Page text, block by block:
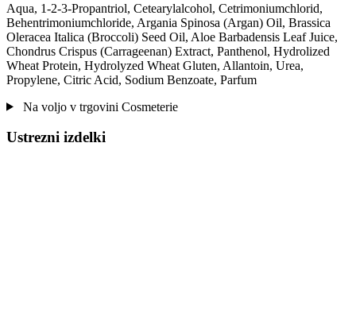
Aqua, 1-2-3-Propantriol, Cetearylalcohol, Cetrimoniumchlorid,
Behentrimoniumchloride, Argania Spinosa (Argan) Oil, Brassica
Oleracea Italica (Broccoli) Seed Oil, Aloe Barbadensis Leaf Juice,
Chondrus Crispus (Carrageenan) Extract, Panthenol, Hydrolized
Wheat Protein, Hydrolyzed Wheat Gluten, Allantoin, Urea,
Propylene, Citric Acid, Sodium Benzoate, Parfum
Na voljo v trgovini Cosmeterie
Ustrezni izdelki